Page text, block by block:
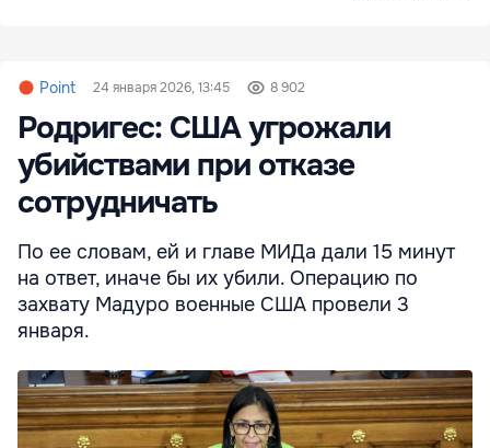
Point 24 января 2026, 13:45 8 902
Родригес: США угрожали
убийствами при отказе
сотрудничать
По ее словам, ей и главе МИДа дали 15 минут
на ответ, иначе бы их убили. Операцию по
захвату Мадуро военные США провели 3
января.